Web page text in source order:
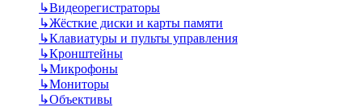
↳Видеорегистраторы
↳Жёсткие диски и карты памяти
↳Клавиатуры и пульты управления
↳Кронштейны
↳Микрофоны
↳Мониторы
↳Объективы